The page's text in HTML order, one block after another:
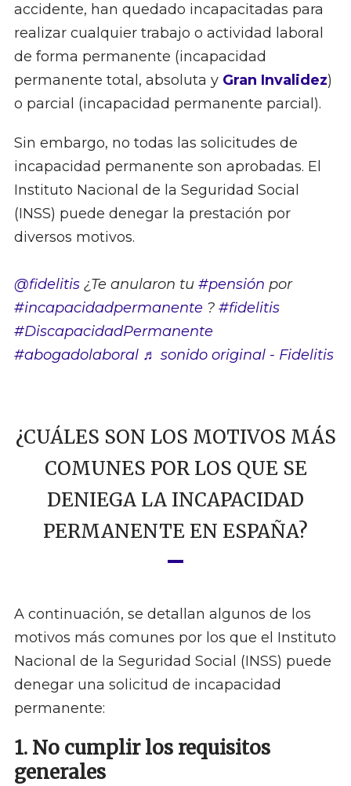
accidente, han quedado incapacitadas para
realizar cualquier trabajo o actividad laboral
de forma permanente (incapacidad
permanente total, absoluta y Gran Invalidez)
o parcial (incapacidad permanente parcial).
Sin embargo, no todas las solicitudes de
incapacidad permanente son aprobadas. El
Instituto Nacional de la Seguridad Social
(INSS) puede denegar la prestación por
diversos motivos.
@fidelitis¿Te anularon tu #pensión por
#incapacidadpermanente ? #fidelitis
#DiscapacidadPermanente
#abogadolaboral ♬ sonido original - Fidelitis
¿CUÁLES SON LOS MOTIVOS MÁS
COMUNES POR LOS QUE SE
DENIEGA LA INCAPACIDAD
PERMANENTE EN ESPAÑA?
A continuación, se detallan algunos de los
motivos más comunes por los que el Instituto
Nacional de la Seguridad Social (INSS) puede
denegar una solicitud de incapacidad
permanente:
1. No cumplir los requisitos
generales